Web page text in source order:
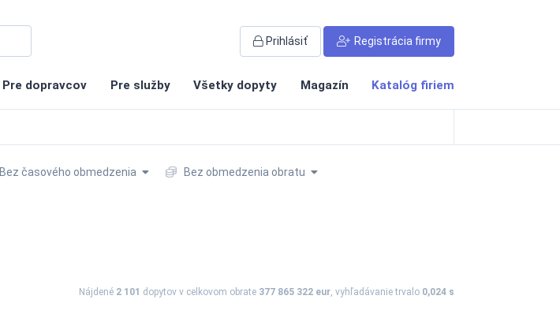
Prihlásiť Registrácia firmy
Pre dopravcov Pre služby Všetky dopyty Magazín Katalóg firiem
Bez časového obmedzenia Bez obmedzenia obratu
Nájdené 2 101 dopytov v celkovom obrate 377 865 322 eur, vyhľadávanie trvalo 0,024 s